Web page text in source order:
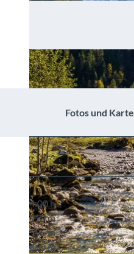
Fotos und Karte
4:00 h
910 m
595 m
860 m